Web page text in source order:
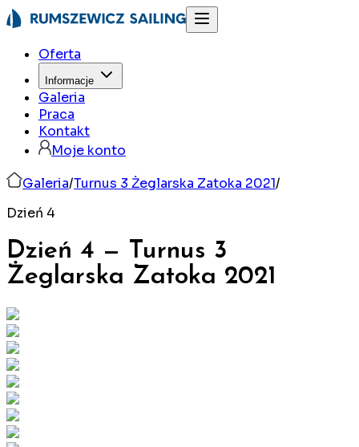
Oferta
Informacje
Galeria
Praca
Kontakt
Moje konto
Galeria/Turnus 3 Żeglarska Zatoka 2021/
Dzień 4
Dzień 4 —
Turnus 3
Żeglarska Zatoka 2021